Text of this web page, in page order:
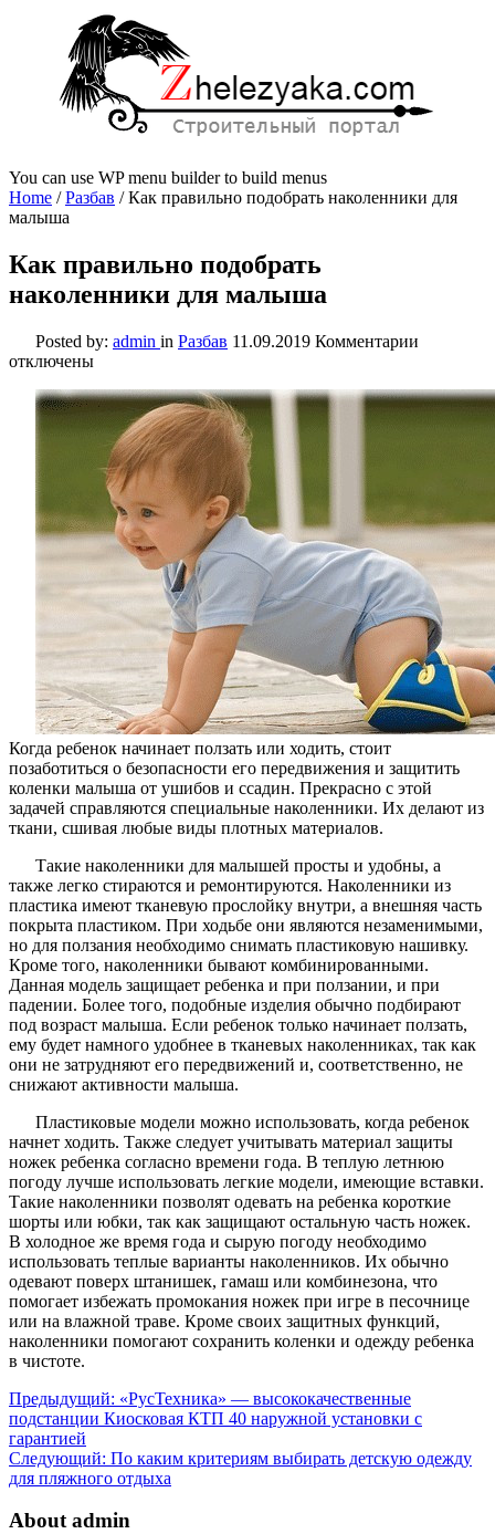
You can use WP menu builder to build menus
Home /Разбав /Как правильно подобрать наколенники для
малыша
Как правильно подобрать
наколенники для малыша
Posted by: admin in Разбав 11.09.2019 Комментарии
отключены
Когда ребенок начинает ползать или ходить, стоит
позаботиться о безопасности его передвижения и защитить
коленки малыша от ушибов и ссадин. Прекрасно с этой
задачей справляются специальные наколенники. Их делают из
ткани, сшивая любые виды плотных материалов.
Такие наколенники для малышей просты и удобны, а
также легко стираются и ремонтируются. Наколенники из
пластика имеют тканевую прослойку внутри, а внешняя часть
покрыта пластиком. При ходьбе они являются незаменимыми,
но для ползания необходимо снимать пластиковую нашивку.
Кроме того, наколенники бывают комбинированными.
Данная модель защищает ребенка и при ползании, и при
падении. Более того, подобные изделия обычно подбирают
под возраст малыша. Если ребенок только начинает ползать,
ему будет намного удобнее в тканевых наколенниках, так как
они не затрудняют его передвижений и, соответственно, не
снижают активности малыша.
Пластиковые модели можно использовать, когда ребенок
начнет ходить. Также следует учитывать материал защиты
ножек ребенка согласно времени года. В теплую летнюю
погоду лучше использовать легкие модели, имеющие вставки.
Такие наколенники позволят одевать на ребенка короткие
шорты или юбки, так как защищают остальную часть ножек.
В холодное же время года и сырую погоду необходимо
использовать теплые варианты наколенников. Их обычно
одевают поверх штанишек, гамаш или комбинезона, что
помогает избежать промокания ножек при игре в песочнице
или на влажной траве. Кроме своих защитных функций,
наколенники помогают сохранить коленки и одежду ребенка
в чистоте.
Предыдущий: «РусТехника» — высококачественные
подстанции Киосковая КТП 40 наружной установки с
гарантией
Следующий: По каким критериям выбирать детскую одежду
для пляжного отдыха
About admin